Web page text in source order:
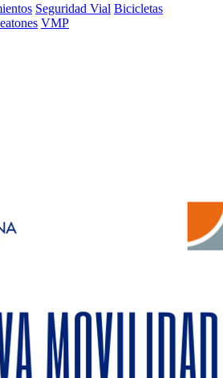
Seguridad Vial Bicicletas
VMP